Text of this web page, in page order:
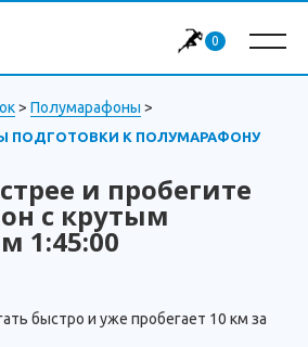
0
> Полумарафоны >
ПОДГОТОВКИ К ПОЛУМАРАФОНУ
и пробегите
с крутым
1:45:00
быстро и уже пробегает 10 км за